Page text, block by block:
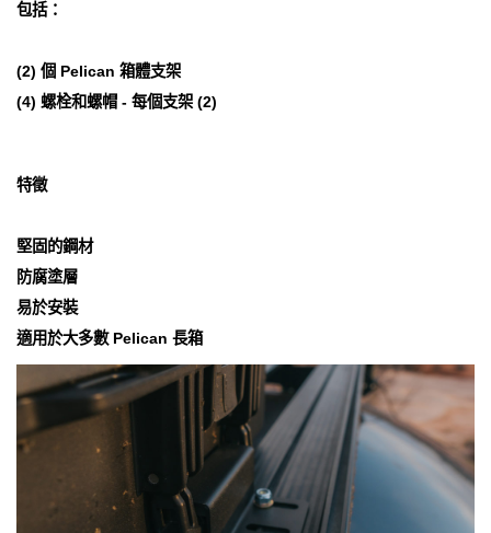
包括：
(2) 個 Pelican 箱體支架
(4) 螺栓和螺帽 - 每個支架 (2)
特徵
堅固的鋼材
防腐塗層
易於安裝
適用於大多數 Pelican 長箱